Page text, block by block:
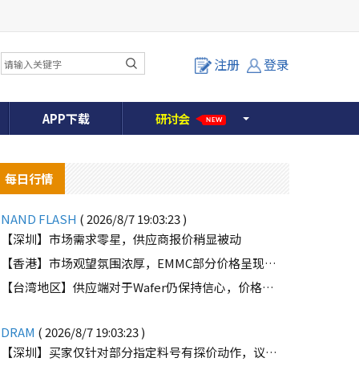
注册 登录
APP下载 研讨会 NEW
每日行情
NAND FLASH ( 2026/8/7 19:03:23 )
【深圳】市场需求零星，供应商报价稍显被动
【香港】市场观望氛围浓厚，EMMC部分价格呈现下滑趋势
【台湾地区】供应端对于Wafer仍保持信心，价格微幅上扬且惜售态度不变
DRAM ( 2026/8/7 19:03:23 )
【深圳】买家仅针对部分指定料号有探价动作，议价动作有所减少